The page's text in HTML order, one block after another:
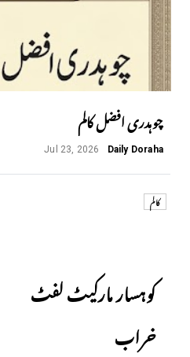
چوہدری افضل کالم
Daily Doraha
Jul 23, 2026
کالم
کوہسار مارکیٹ لفٹ
خراب